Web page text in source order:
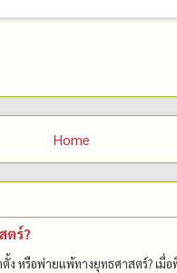
Home
ตร์?
หรือพ่ายแพ้ทางยุทธศาสตร์? เมื่อ